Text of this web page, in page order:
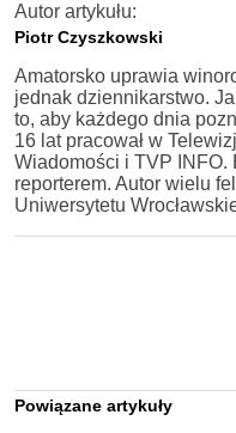
Autor artykułu:
Piotr Czyszkowski
Amatorsko uprawia
jednak dziennikarstwo.
to, aby każdego dnia
16 lat pracował w
Wiadomości i TVP INFO.
reporterem. Autor wielu
Uniwersytetu
Powiązane artykuły